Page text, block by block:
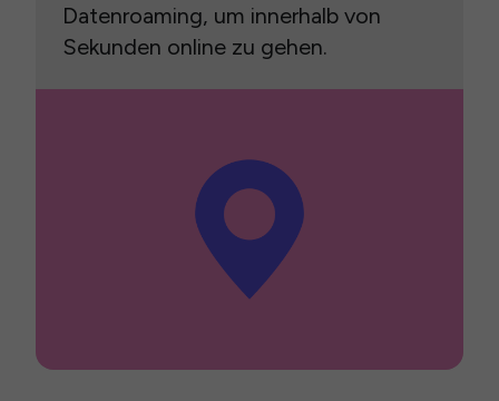
Datenroaming, um innerhalb von
Sekunden online zu gehen.